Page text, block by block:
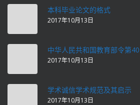
本科毕业论文的格式
2017年10月13日
中华人民共和国教育部令第
2017年10月13日
学术诚信学术规范及其启示
2017年10月13日